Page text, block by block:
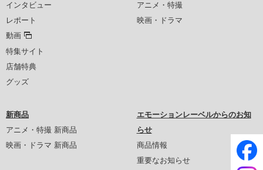
インタビュー
レポート
動画
特集サイト
店舗特典
グッズ
アニメ・特撮
映画・ドラマ
新商品
アニメ・特撮 新商品
映画・ドラマ 新商品
エモーションレーベルからのお知
らせ
商品情報
重要なお知らせ